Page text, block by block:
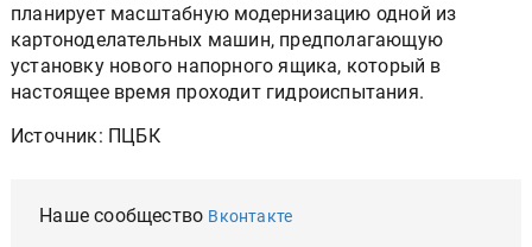
планирует масштабную модернизацию одной из
картоноделательных машин, предполагающую
установку нового напорного ящика, который в
настоящее время проходит гидроиспытания.
Источник: ПЦБК
Наше сообщество Вконтакте